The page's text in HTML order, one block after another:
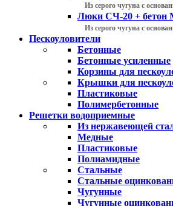
Из серого чугуна с
Люки СЧ-20 + бетон
Из серого чугуна с
Пескоуловители
Бетонные
Бетонные усиленные
Корзины для
Крышки для
Пластиковые
Полимербетонные
Решетки водоприемные
Из нержавеющей
Медные
Пластиковые
Полиамидные
Стальные
Стальные
Чугунные
Чугунные